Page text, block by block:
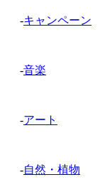
-キャンペーン
-音楽
-アート
-自然・植物